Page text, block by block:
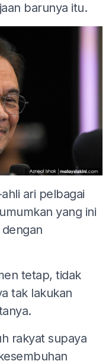
barunya itu.
ari pelbagai
yang ini
tetap, tidak
tak lakukan
rakyat supaya